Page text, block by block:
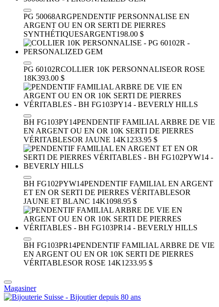
PG 50068ARGPENDENTIF PERSONNALISE EN
ARGENT OU EN OR SERTI DE PIERRES
SYNTHÉTIQUESARGENT198.00 $
PG 60102RCOLLIER 10K PERSONNALISEOR ROSE
18K393.00 $
BH FG103PY14PENDENTIF FAMILIAL ARBRE DE VIE
EN ARGENT OU EN OR 10K SERTI DE PIERRES
VÉRITABLESOR JAUNE 14K1233.95 $
BH FG102PYW14PENDENTIF FAMILIAL EN ARGENT
ET EN OR SERTI DE PIERRES VÉRITABLESOR
JAUNE ET BLANC 14K1098.95 $
BH FG103PR14PENDENTIF FAMILIAL ARBRE DE VIE
EN ARGENT OU EN OR 10K SERTI DE PIERRES
VÉRITABLESOR ROSE 14K1233.95 $
Magasiner